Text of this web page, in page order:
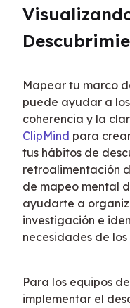
Mapear tu marco
puede ayudar a
ClipMind para
tus hábitos de
retroalimentación
de mapeo mental
ayudarte a
investigación e
necesidades de los
Para los equipos
implementar el